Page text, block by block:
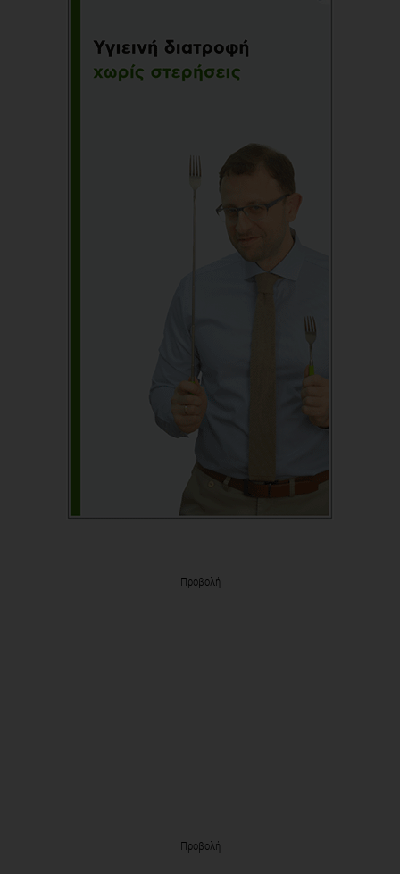
Προβολή
Προβολή